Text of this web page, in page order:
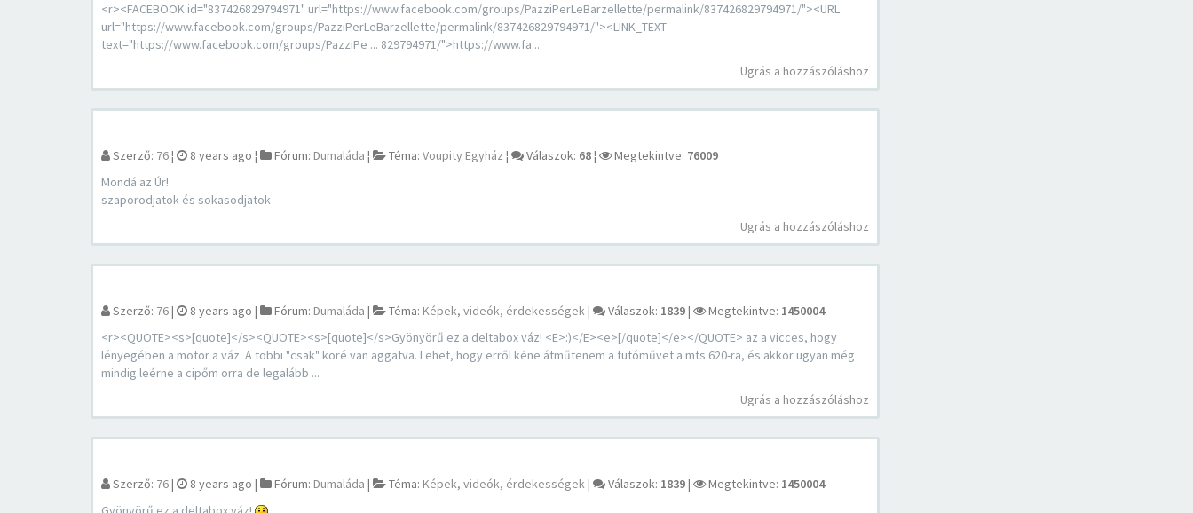
<r><FACEBOOK id="837426829794971" url="https://www.facebook.com/groups/PazziPerLeBarzellette/permalink/837426829794971/"><URL
url="https://www.facebook.com/groups/PazziPerLeBarzellette/permalink/837426829794971/"><LINK_TEXT
text="https://www.facebook.com/groups/PazziPe ... 829794971/">https://www.fa...
Ugrás a hozzászóláshoz
Szerző: 76¦ 8 years ago ¦ Fórum: Dumaláda ¦ Téma: Voupity Egyház ¦ Válaszok: 68¦ Megtekintve: 76009
Mondá az Úr!
szaporodjatok és sokasodjatok
Ugrás a hozzászóláshoz
Szerző: 76¦ 8 years ago ¦ Fórum: Dumaláda ¦ Téma: Képek, videók, érdekességek¦ Válaszok: 1839¦ Megtekintve: 1450004
<r><QUOTE><s>[quote]</s><QUOTE><s>[quote]</s>Gyönyörű ez a deltabox váz! <E>:)</E><e>[/quote]</e></QUOTE> az a vicces, hogy
lényegében a motor a váz. A többi "csak" köré van aggatva. Lehet, hogy erről kéne átműtenem a futóművet a mts 620-ra, és akkor ugyan még
mindig leérne a cipőm orra de legalább ...
Ugrás a hozzászóláshoz
Szerző: 76¦ 8 years ago ¦ Fórum: Dumaláda ¦ Téma: Képek, videók, érdekességek¦ Válaszok: 1839¦ Megtekintve: 1450004